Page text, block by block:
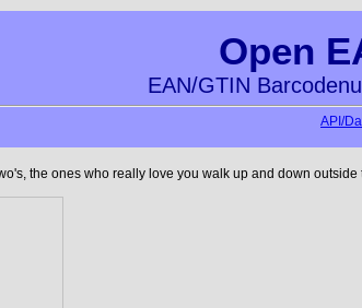
Open
EAN/GTIN
API/
the ones who really love you walk up and down